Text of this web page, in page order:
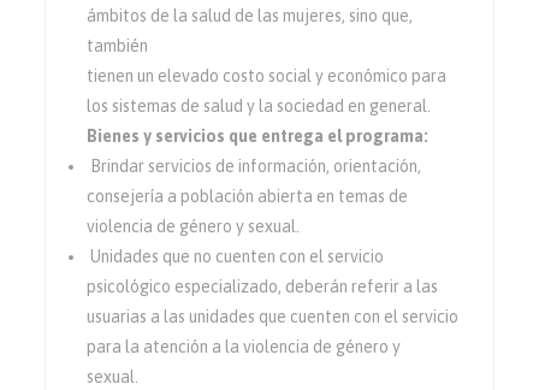
ámbitos de la salud de las mujeres, sino que,
también
tienen un elevado costo social y económico para
los sistemas de salud y la sociedad en general.
Bienes y servicios que entrega el programa:
Brindar servicios de información, orientación,
consejería a población abierta en temas de
violencia de género y sexual.
Unidades que no cuenten con el servicio
psicológico especializado, deberán referir a las
usuarias a las unidades que cuenten con el servicio
para la atención a la violencia de género y
sexual.